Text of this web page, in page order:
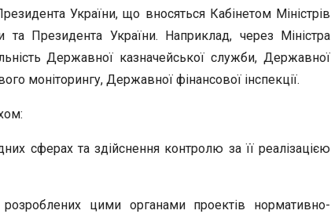
України, що вносяться Кабінетом Міністрів
Президента України. Наприклад, через Міністра
Державної казначейської служби, Державної
моніторингу, Державної фінансової інспекції.
сферах та здійснення контролю за її реалізацією
цими органами проектів нормативно-